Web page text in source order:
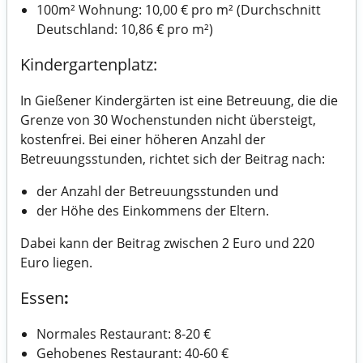
100m² Wohnung: 10,00 € pro m² (Durchschnitt
Deutschland: 10,86 € pro m²)
Kindergartenplatz:
In Gießener Kindergärten ist eine Betreuung, die die
Grenze von 30 Wochenstunden nicht übersteigt,
kostenfrei. Bei einer höheren Anzahl der
Betreuungsstunden, richtet sich der Beitrag nach:
der Anzahl der Betreuungsstunden und
der Höhe des Einkommens der Eltern.
Dabei kann der Beitrag zwischen 2 Euro und 220
Euro liegen.
Essen:
Normales Restaurant: 8-20 €
Gehobenes Restaurant: 40-60 €